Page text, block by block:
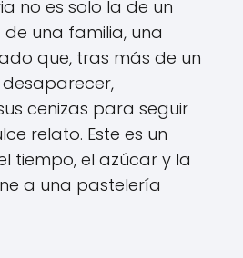
no es solo la de un
una familia, una
que, tras más de un
cenizas para seguir
relato. Este es un
tiempo, el azúcar y la
a una pastelería